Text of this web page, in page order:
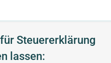
Steuererklärung
lassen: